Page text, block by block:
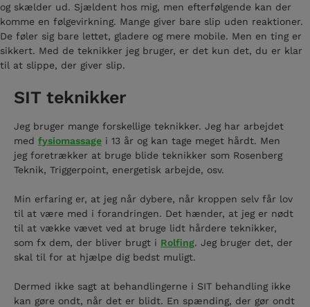
og skælder ud. Sjældent hos mig, men efterfølgende kan der
komme en følgevirkning. Mange giver bare slip uden reaktioner.
De føler sig bare lettet, gladere og mere mobile. Men en ting er
sikkert. Med de teknikker jeg bruger, er det kun det, du er klar
til at slippe, der giver slip.
SIT teknikker
Jeg bruger mange forskellige teknikker. Jeg har arbejdet
med fysiomassage i 13 år og kan tage meget hårdt. Men
jeg foretrækker at bruge blide teknikker som Rosenberg
Teknik, Triggerpoint, energetisk arbejde, osv.
Min erfaring er, at jeg når dybere, når kroppen selv får lov
til at være med i forandringen. Det hænder, at jeg er nødt
til at vække vævet ved at bruge lidt hårdere teknikker,
som fx dem, der bliver brugt i Rolfing. Jeg bruger det, der
skal til for at hjælpe dig bedst muligt.
Dermed ikke sagt at behandlingerne i SIT behandling ikke
kan gøre ondt, når det er blidt. En spænding, der gør ondt